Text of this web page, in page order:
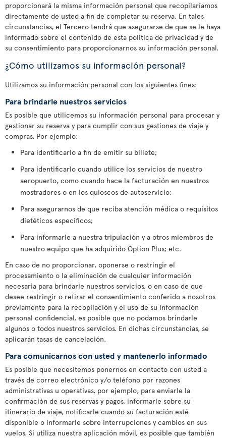
proporcionará la misma información personal que recopilaríamos
directamente de usted a fin de completar su reserva. En tales
circunstancias, el Tercero tendrá que asegurarse de que se le haya
informado sobre el contenido de esta política de privacidad y de
su consentimiento para proporcionarnos su información personal.
¿Cómo utilizamos su información personal?
Utilizamos su información personal con los siguientes fines:
Para brindarle nuestros servicios
Es posible que utilicemos su información personal para procesar y
gestionar su reserva y para cumplir con sus gestiones de viaje y
compras. Por ejemplo:
Para identificarlo a fin de emitir su billete;
Para identificarlo cuando utilice los servicios de nuestro
aeropuerto, como cuando hace la facturación en nuestros
mostradores o en los quioscos de autoservicio;
Para asegurarnos de que reciba atención médica o requisitos
dietéticos específicos;
Para informarle a nuestra tripulación y a otros miembros de
nuestro equipo que ha adquirido Option Plus; etc.
En caso de no proporcionar, oponerse o restringir el
procesamiento o la eliminación de cualquier información
necesaria para brindarle nuestros servicios, o en caso de que
desee restringir o retirar el consentimiento conferido a nosotros
previamente para la recopilación y el uso de su información
personal confidencial, es posible que no podamos brindarle
algunos o todos nuestros servicios. En dichas circunstancias, se
aplicarán tasas de cancelación.
Para comunicarnos con usted y mantenerlo informado
Es posible que necesitemos ponernos en contacto con usted a
través de correo electrónico y/o teléfono por razones
administrativas u operativas, por ejemplo, para enviarle la
confirmación de sus reservas y pagos, informarle sobre su
itinerario de viaje, notificarle cuando su facturación esté
disponible o informarle sobre interrupciones y cambios en sus
vuelos. Si utiliza nuestra aplicación móvil, es posible que también